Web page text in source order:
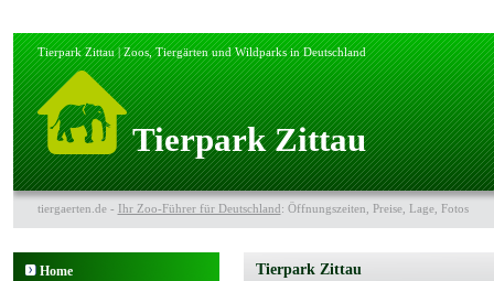
Tierpark Zittau | Zoos, Tiergärten und Wildparks in Deutschland
Tierpark Zittau
tiergaerten.de - Ihr Zoo-Führer für Deutschland: Öffnungszeiten, Preise, Lage, Fotos
Home Tierpark Zittau